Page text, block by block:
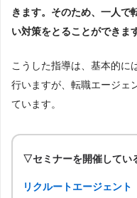
きます。そのため、一人で
い対策をとることができま
こうした指導は、基本的に
行いますが、転職エージェ
ています。
▽セミナーを開催してい
リクルートエージェント